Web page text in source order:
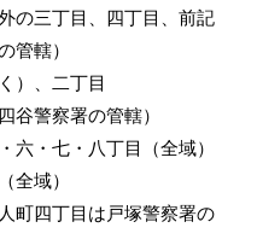
の三丁目、四丁目、前記
管轄）
）、二丁目
谷警察署の管轄）
六・七・八丁目（全域）
全域）
町四丁目は戸塚警察署の